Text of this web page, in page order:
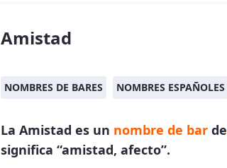
Amistad
NOMBRES DE BARES NOMBRES ESPAÑOLES
La Amistad es un nombre de bar de
significa “amistad, afecto”.